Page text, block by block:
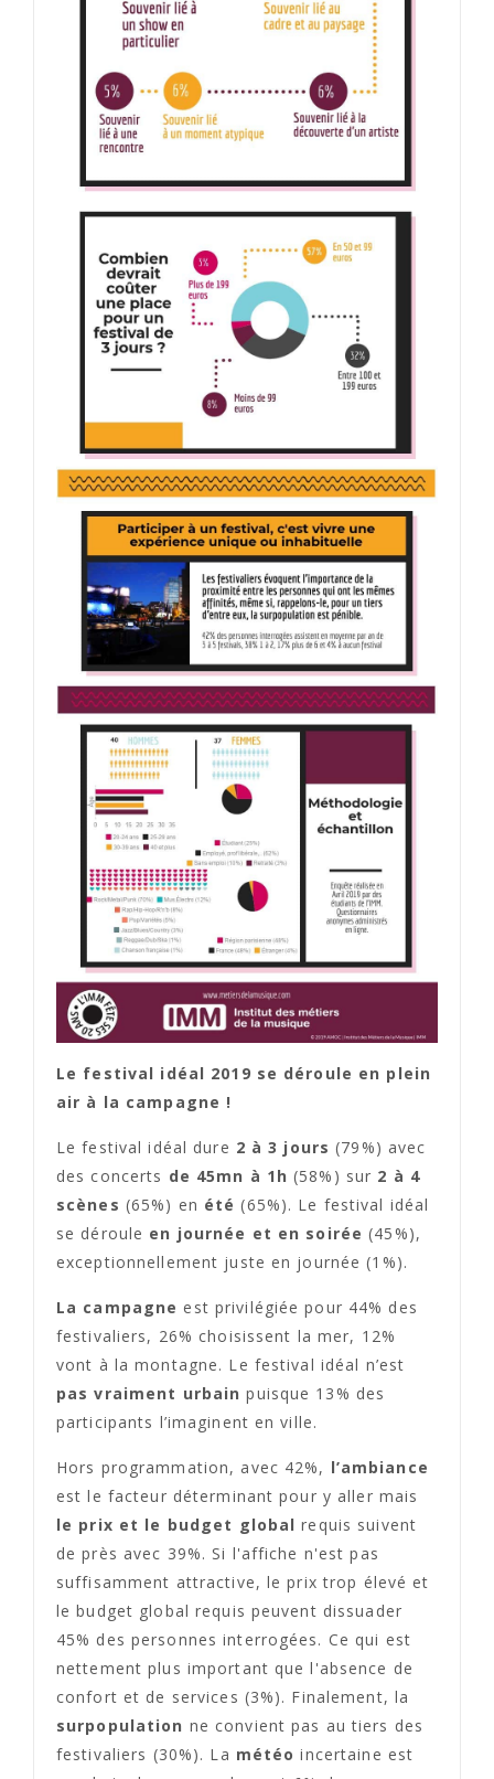
Le festival idéal 2019 se déroule en plein
air à la campagne !
Le festival idéal dure 2 à 3 jours (79%) avec
des concerts de 45mn à 1h (58%) sur 2 à 4
scènes (65%) en été (65%). Le festival idéal
se déroule en journée et en soirée (45%),
exceptionnellement juste en journée (1%).
La campagne est privilégiée pour 44% des
festivaliers, 26% choisissent la mer, 12%
vont à la montagne. Le festival idéal n’est
pas vraiment urbain puisque 13% des
participants l’imaginent en ville.
Hors programmation, avec 42%, l’ambiance
est le facteur déterminant pour y aller mais
le prix et le budget global requis suivent
de près avec 39%. Si l'affiche n'est pas
suffisamment attractive, le prix trop élevé et
le budget global requis peuvent dissuader
45% des personnes interrogées. Ce qui est
nettement plus important que l'absence de
confort et de services (3%). Finalement, la
surpopulation ne convient pas au tiers des
festivaliers (30%). La météo incertaine est